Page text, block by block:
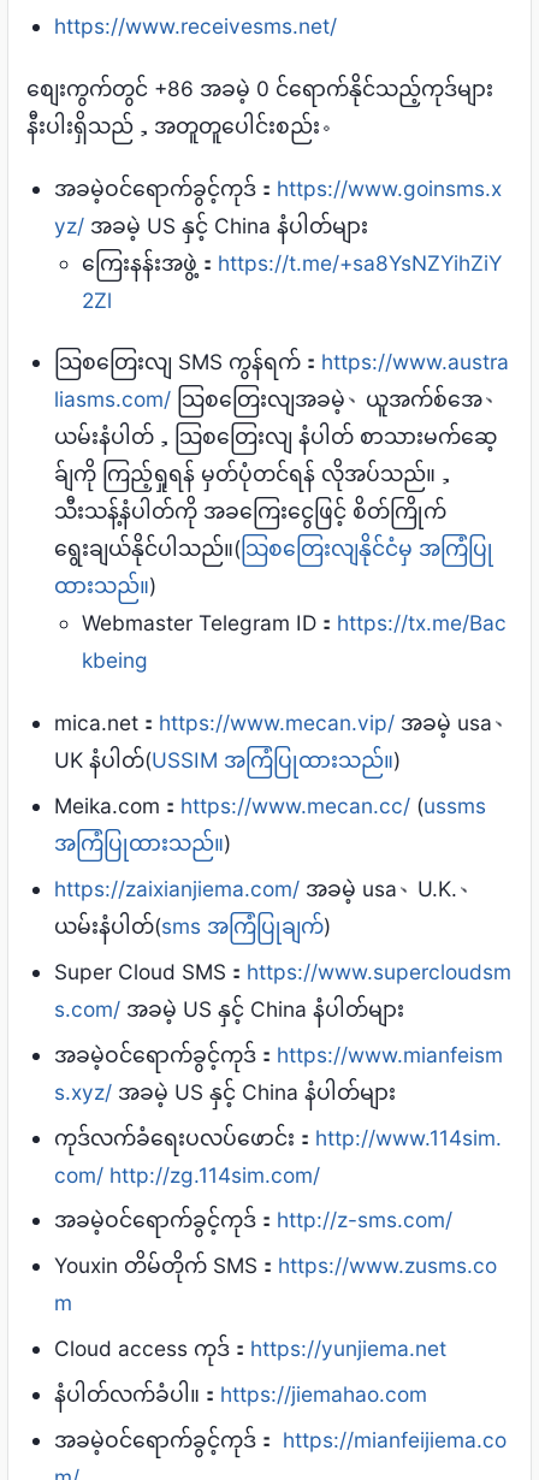
https://www.receivesms.net/
စျေးကွက်တွင် +86 အခမဲ့ 0 င်ရောက်နိုင်သည့်ကုဒ်များ
နီးပါးရှိသည်，အတူတူပေါင်းစည်း。
အခမဲ့ဝင်ရောက်ခွင့်ကုဒ်： https://www.goinsms.x
yz/ အခမဲ့ US နှင့် China နံပါတ်များ
ကြေးနန်းအဖွဲ့： https://t.me/+sa8YsNZYihZiY
2Zl
သြစတြေးလျ SMS ကွန်ရက်： https://www.austra
liasms.com/ သြစတြေးလျအခမဲ့、ယူအက်စ်အေ、
ယမ်းနံပါတ်，သြစတြေးလျ နံပါတ် စာသားမက်ဆေ့
ခ်ျကို ကြည့်ရှုရန် မှတ်ပုံတင်ရန် လိုအပ်သည်။，
သီးသန့်နံပါတ်ကို အခကြေးငွေဖြင့် စိတ်ကြိုက်
ရွေးချယ်နိုင်ပါသည်။( သြစတြေးလျနိုင်ငံမှ အကြံပြု
ထားသည်။)
Webmaster Telegram ID： https://tx.me/Bac
kbeing
mica.net： https://www.mecan.vip/ အခမဲ့ usa、
UK နံပါတ်(USSIM အကြံပြုထားသည်။)
Meika.com： https://www.mecan.cc/ (ussms
အကြံပြုထားသည်။)
https://zaixianjiema.com/ အခမဲ့ usa、U.K.、
ယမ်းနံပါတ်(sms အကြံပြုချက်)
Super Cloud SMS： https://www.supercloudsm
s.com/ အခမဲ့ US နှင့် China နံပါတ်များ
အခမဲ့ဝင်ရောက်ခွင့်ကုဒ်： https://www.mianfeism
s.xyz/ အခမဲ့ US နှင့် China နံပါတ်များ
ကုဒ်လက်ခံရေးပလပ်ဖောင်း： http://www.114sim.
com/ http://zg.114sim.com/
အခမဲ့ဝင်ရောက်ခွင့်ကုဒ်： http://z-sms.com/
Youxin တိမ်တိုက် SMS： https://www.zusms.co
m
Cloud access ကုဒ်： https://yunjiema.net
နံပါတ်လက်ခံပါ။： https://jiemahao.com
အခမဲ့ဝင်ရောက်ခွင့်ကုဒ်： https://mianfeijiema.co